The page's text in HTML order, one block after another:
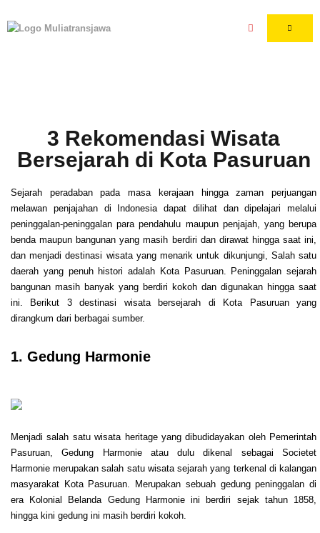
3 Rekomendasi Wisata
Bersejarah di Kota Pasuruan
Sejarah peradaban pada masa kerajaan hingga zaman perjuangan
melawan penjajahan di Indonesia dapat dilihat dan dipelajari melalui
peninggalan-peninggalan para pendahulu maupun penjajah, yang berupa
benda maupun bangunan yang masih berdiri dan dirawat hingga saat ini,
dan menjadi destinasi wisata yang menarik untuk dikunjungi, Salah satu
daerah yang penuh histori adalah Kota Pasuruan. Peninggalan sejarah
bangunan masih banyak yang berdiri kokoh dan digunakan hingga saat
ini. Berikut 3 destinasi wisata bersejarah di Kota Pasuruan yang
dirangkum dari berbagai sumber.
1. Gedung Harmonie
Menjadi salah satu wisata heritage yang dibudidayakan oleh Pemerintah
Pasuruan, Gedung Harmonie atau dulu dikenal sebagai Societet
Harmonie merupakan salah satu wisata sejarah yang terkenal di kalangan
masyarakat Kota Pasuruan. Merupakan sebuah gedung peninggalan di
era Kolonial Belanda Gedung Harmonie ini berdiri sejak tahun 1858,
hingga kini gedung ini masih berdiri kokoh.